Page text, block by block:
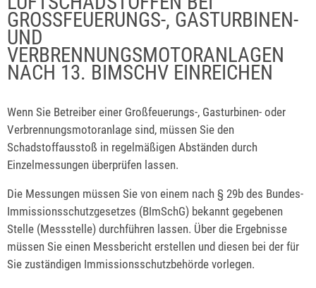
GROSSFEUERUNGS-, GASTURBINEN- U
ND V
ERBRENNUNGSMOTORANLAGEN N
ACH 13. BIMSCHV EINREICHEN
Wenn Sie Betreiber einer Großfeuerungs-, Gasturbinen- oder
Verbrennungsmotoranlage sind, müssen Sie den
Schadstoffausstoß in regelmäßigen Abständen durch
Einzelmessungen überprüfen lassen.
Die Messungen müssen Sie von einem nach § 29b des Bundes-
Immissionsschutzgesetzes (BImSchG) bekannt gegebenen
Stelle (Messstelle) durchführen lassen. Über die Ergebnisse
müssen Sie einen Messbericht erstellen und diesen bei der für
Sie zuständigen Immissionsschutzbehörde vorlegen.